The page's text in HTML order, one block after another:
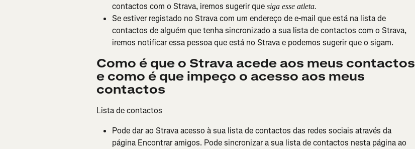
contactos com o Strava, iremos sugerir que siga esse atleta.
Se estiver registado no Strava com um endereço de e-mail que está na lista de
contactos de alguém que tenha sincronizado a sua lista de contactos com o Strava,
iremos notificar essa pessoa que está no Strava e podemos sugerir que o sigam.
Como é que o Strava acede aos meus contactos
e como é que impeço o acesso aos meus
contactos
Lista de contactos
Pode dar ao Strava acesso à sua lista de contactos das redes sociais através da
página Encontrar amigos. Pode sincronizar a sua lista de contactos nesta página ao